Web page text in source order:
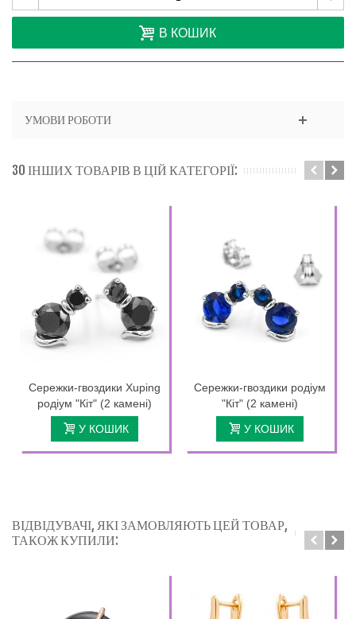
В КОШИК
УМОВИ РОБОТИ
30 ІНШИХ ТОВАРІВ В ЦІЙ КАТЕГОРІЇ:
Сережки-гвоздики Xuping
родіум "Кіт" (2 камені)
У КОШИК
Сережки-гвоздики родіум
"Кіт" (2 камені)
У КОШИК
ВІДВІДУВАЧІ, ЯКІ ЗАМОВЛЯЮТЬ ЦЕЙ ТОВАР,
ТАКОЖ КУПИЛИ: